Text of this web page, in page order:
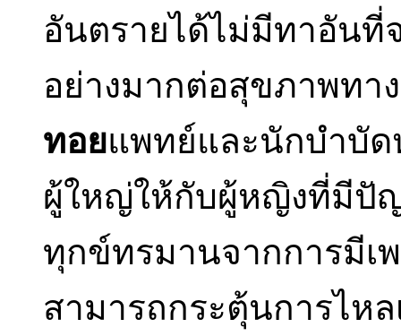
อันตรายได้ไม่มีทาอันที่
อย่างมากต่อสุขภาพทา
ทอยแพทย์และนักบำบั
ผู้ใหญ่ให้กับผู้หญิงที่มีปั
ทุกข์ทรมานจากการมีเ
สามารถกระตุ้นการไหล